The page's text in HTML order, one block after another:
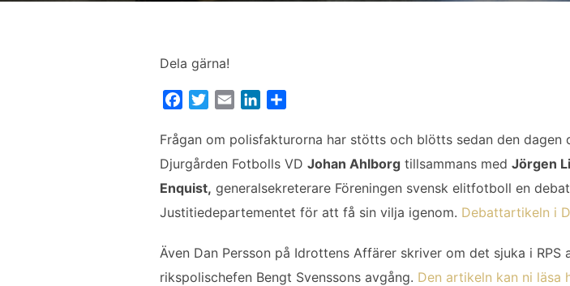
Dela gärna!
c
e
b
o
o
i
t
e
r
a
i
n
k
d
I
l
a
Frågan om polisfakturorna har stötts och blötts sedan den
Djurgården Fotbolls VD Johan Ahlborg tillsammans med Jörgen
Enquist, generalsekreterare Föreningen svensk elitfotboll en
Justitiedepartementet för att få sin vilja igenom. Debattartikeln i
Även Dan Persson på Idrottens Affärer skriver om det sjuka i
rikspolischefen Bengt Svenssons avgång. Den artikeln kan ni läsa